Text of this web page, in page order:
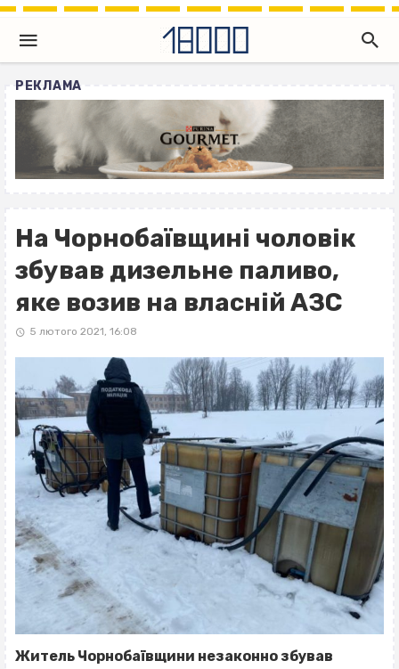
РЕКЛАМА
На Чорнобаївщині чоловік
збував дизельне паливо,
яке возив на власній АЗС
5 лютого 2021, 16:08
Житель Чорнобаївщини незаконно збував